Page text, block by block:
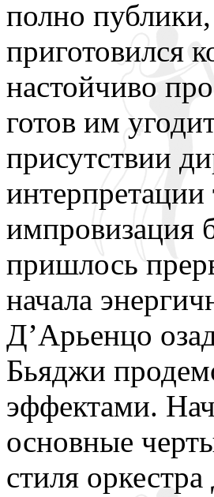
полно
приготовился
настойчиво
готов им
присутствии
импровизация
пришлось
начала
Д’Арьенцо
Бьяджи
эффектами.
основные
стиля